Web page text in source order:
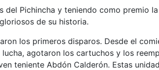
del Pichincha y teniendo como premio
de su historia.
los primeros disparos. Desde el
agotaron los cartuchos y los
teniente Abdón Calderón. Estas